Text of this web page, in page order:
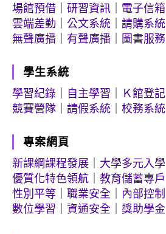
場館預借
研習資訊
電子信箱
雲端差勤
公文系統
請購系統
無聲廣播
有聲廣播 圖書服務
學生系統
學習紀錄
自主學習
Ｋ館登記
競賽營隊
請假系統 校務系統
專案網頁
新課綱課程發展
大學多元入學
優質化特色領航
教育儲蓄專戶
性別平等
職業安全
內部控制
數位學習
資通安全 獎助學金